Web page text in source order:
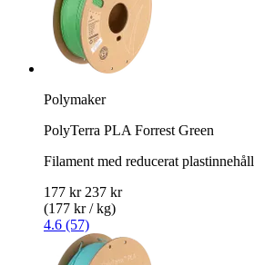
Polymaker
PolyTerra PLA Forrest Green
Filament med reducerat plastinnehåll
177 kr 237 kr
(177 kr / kg)
4.6 (57)